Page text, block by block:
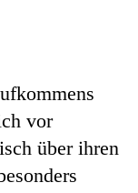
vor
über ihren